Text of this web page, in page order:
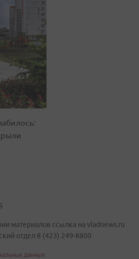
материалов ссылка на vladnews.ru
отдел 8 (423) 249-8800
данных